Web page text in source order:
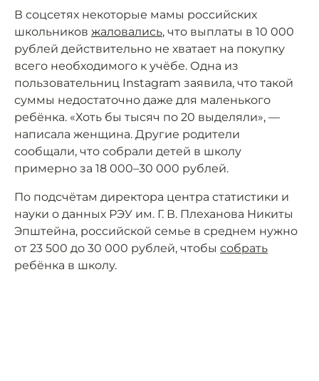
В соцсетях некоторые мамы российских
школьников жаловались, что выплаты в 10 000
рублей действительно не хватает на покупку
всего необходимого к учёбе. Одна из
пользовательниц Instagram заявила, что такой
суммы недостаточно даже для маленького
ребёнка. «Хоть бы тысяч по 20 выделяли», —
написала женщина. Другие родители
сообщали, что собрали детей в школу
примерно за 18 000–30 000 рублей.
По подсчётам директора центра статистики и
науки о данных РЭУ им. Г. В. Плеханова Никиты
Эпштейна, российской семье в среднем нужно
от 23 500 до 30 000 рублей, чтобы собрать
ребёнка в школу.